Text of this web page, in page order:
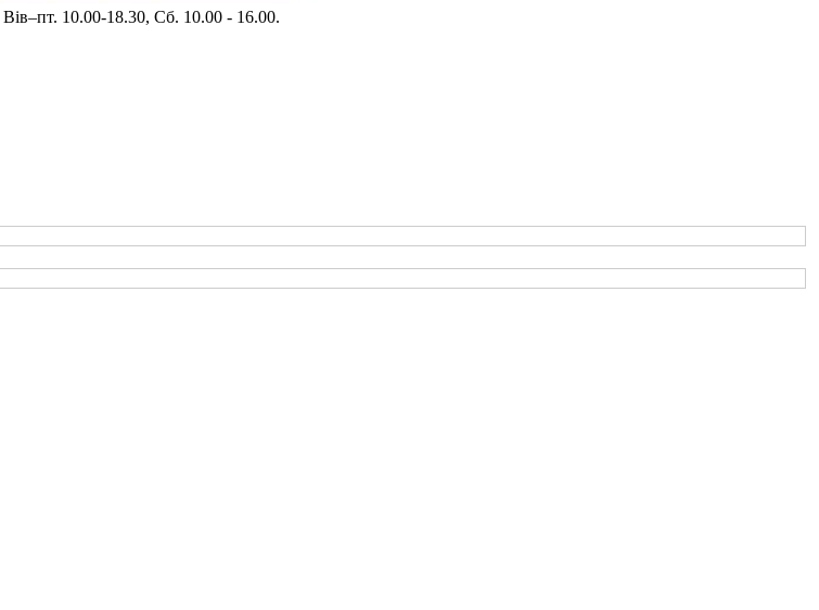
Вів–пт. 10.00-18.30, Сб. 10.00 - 16.00.